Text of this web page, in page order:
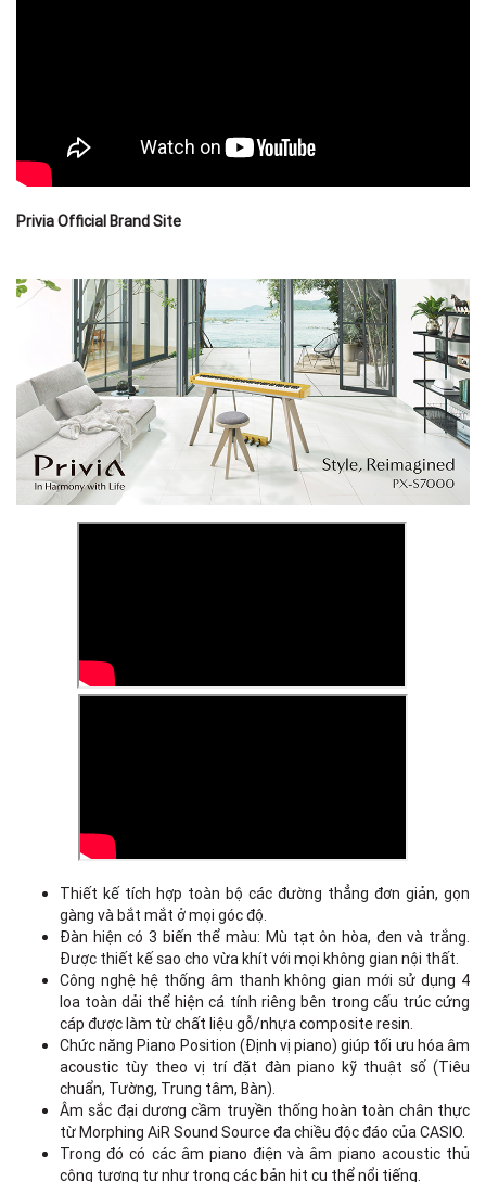
Privia Official Brand Site
Thiết kế tích hợp toàn bộ các đường thẳng đơn giản, gọn
gàng và bắt mắt ở mọi góc độ.
Đàn hiện có 3 biến thể màu: Mù tạt ôn hòa, đen và trắng.
Được thiết kế sao cho vừa khít với mọi không gian nội thất.
Công nghệ hệ thống âm thanh không gian mới sử dụng 4
loa toàn dải thể hiện cá tính riêng bên trong cấu trúc cứng
cáp được làm từ chất liệu gỗ/nhựa composite resin.
Chức năng Piano Position (Định vị piano) giúp tối ưu hóa âm
acoustic tùy theo vị trí đặt đàn piano kỹ thuật số (Tiêu
chuẩn, Tường, Trung tâm, Bàn).
Âm sắc đại dương cầm truyền thống hoàn toàn chân thực
từ Morphing AiR Sound Source đa chiều độc đáo của CASIO.
Trong đó có các âm piano điện và âm piano acoustic thủ
công tương tự như trong các bản hit cụ thể nổi tiếng.